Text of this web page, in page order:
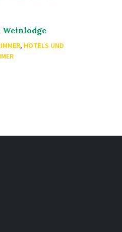
Weinlodge
, HOTELS UND